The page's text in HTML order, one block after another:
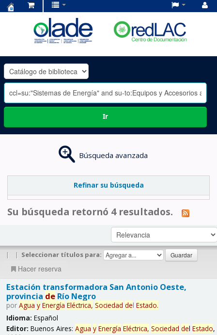
OLADE
-
Ir
Búsqueda avanzada
Refinar su búsqueda
Su búsqueda retornó 4 resultados.
| | Seleccionar títulos para:
Hacer reserva
Estación transformadora San Antonio Oeste,
provincia deRío Negro
por Agua y Energía Eléctrica, Sociedad del Estado.
Idioma: Español
Editor: Buenos Aires: Agua y Energía Eléctrica, Sociedad del Estado,